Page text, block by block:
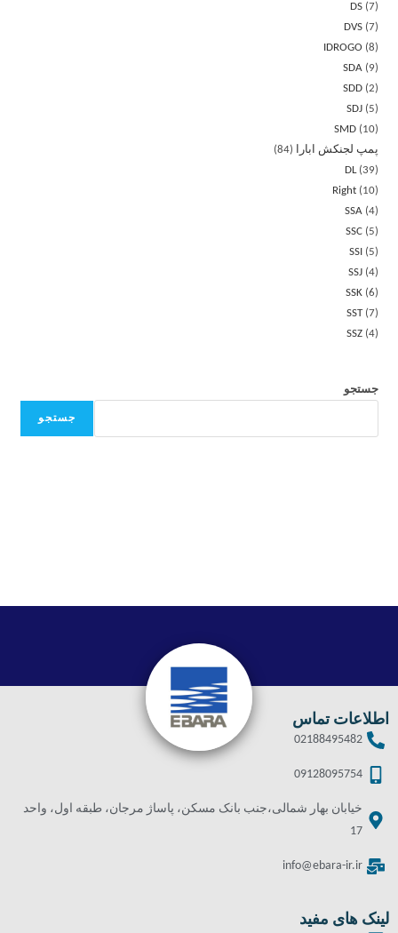
DS 7
DVS 7
IDROGO
8
SDA
9
SDD 2
SDJ
5
SMD
10
پمپ لجنکش ابارا
84
DL 39
Right
10
SSA 4
SSC
5
SSI
5
SSJ 4
SSK 6
SST 7
SSZ 4
جستجو
جستجو
اطلاعات تماس
02188495482
09128095754
خیابان بهار شمالی،جنب بانک مسکن، پاساژ مرجان، طبقه اول، واحد
17
info@ebara-ir.ir
لینک های مفید